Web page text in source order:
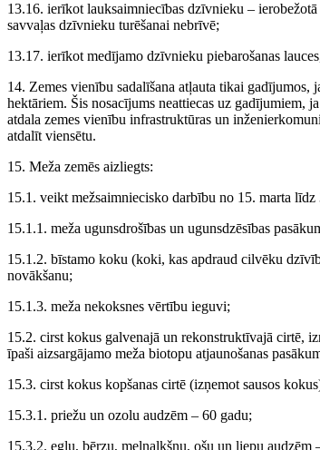
13.16. ierīkot lauksaimniecības dzīvnieku –
savvaļas dzīvnieku turēšanai nebrīvē;
13.17. ierīkot medījamo dzīvnieku piebarošanas
14. Zemes vienību sadalīšana atļauta tikai gadījumos,
hektāriem. Šis nosacījums neattiecas uz gadījumiem,
atdala zemes vienību infrastruktūras un
atdalīt viensētu.
15. Meža zemēs aizliegts:
15.1. veikt mežsaimniecisko darbību no 15. marta
15.1.1. meža ugunsdrošības un ugunsdzēsības
15.1.2. bīstamo koku (koki, kas apdraud cilvēku
novākšanu;
15.1.3. meža nekoksnes vērtību ieguvi;
15.2. cirst kokus galvenajā un rekonstruktīvajā cirtē,
īpaši aizsargājamo meža biotopu atjaunošanas
15.3. cirst kokus kopšanas cirtē (izņemot sausos
15.3.1. priežu un ozolu audzēm – 60 gadu;
15.3.2. egļu, bērzu, melnalkšņu, ošu un liepu audzēm